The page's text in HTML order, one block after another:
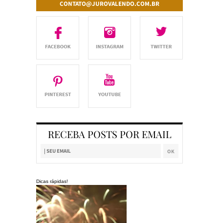
CONTATO@JUROVALENDO.COM.BR
RECEBA POSTS POR EMAIL
Dicas rápidas!